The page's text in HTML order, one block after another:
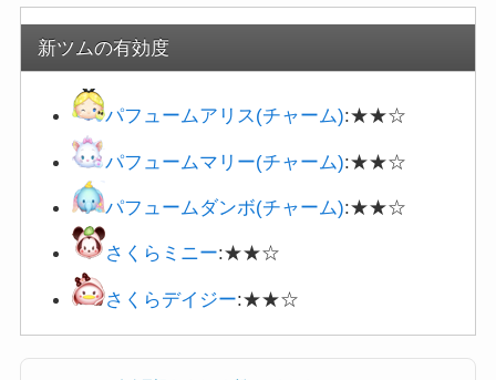
新ツムの有効度
パフュームアリス(チャーム):★★☆
パフュームマリー(チャーム):★★☆
パフュームダンボ(チャーム):★★☆
さくらミニー:★★☆
さくらデイジー:★★☆